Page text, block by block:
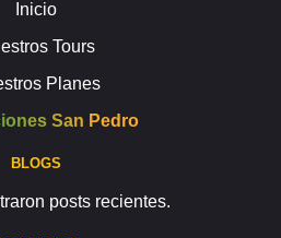
Inicio
Tours
Planes
San Pedro
BLOGS
posts recientes.